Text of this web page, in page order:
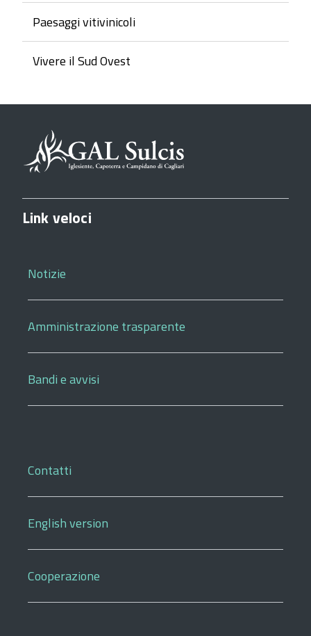
Paesaggi vitivinicoli
Vivere il Sud Ovest
Link veloci
Notizie
Amministrazione trasparente
Bandi e avvisi
Contatti
English version
Cooperazione